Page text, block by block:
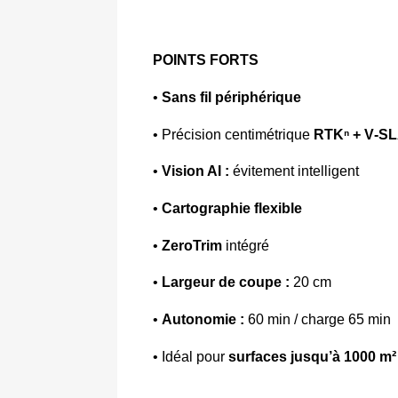
POINTS FORTS
• Sans fil périphérique
• Précision centimétrique RTKⁿ +
• Vision AI : évitement intelligent
• Cartographie flexible
• ZeroTrim intégré
• Largeur de coupe : 20 cm
• Autonomie : 60 min / charge 65 min
• Idéal pour surfaces jusqu’à 1000 m²